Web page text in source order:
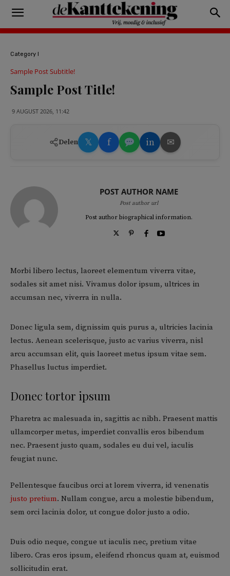
Category I
Sample Post Subtitle!
Sample Post Title!
9 AUGUST 2026, 11:42
Delen 𝕏 f in ✉
POST AUTHOR NAME
Post author url
Post author biographical information.
Morbi libero lectus, laoreet elementum viverra vitae,
sodales sit amet nisi. Vivamus dolor ipsum, ultrices in
accumsan nec, viverra in nulla.
Donec ligula sem, dignissim quis purus a, ultricies lacinia
lectus. Aenean scelerisque, justo ac varius viverra, nisl
arcu accumsan elit, quis laoreet metus ipsum vitae sem.
Phasellus luctus imperdiet.
Donec tortor ipsum
Pharetra ac malesuada in, sagittis ac nibh. Praesent mattis
ullamcorper metus, imperdiet convallis eros bibendum
nec. Praesent justo quam, sodales eu dui vel, iaculis
feugiat nunc.
Pellentesque faucibus orci at lorem viverra, id venenatis
justo pretium. Nullam congue, arcu a molestie bibendum,
sem orci lacinia dolor, ut congue dolor justo a odio.
Duis odio neque, congue ut iaculis nec, pretium vitae
libero. Cras eros ipsum, eleifend rhoncus quam at, euismod
sollicitudin erat.